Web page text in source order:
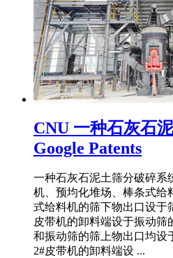
CNU 一种石灰石
Google Patents
一种石灰石泥土筛分破碎系
机、预均化堆场、棒条式给
式给料机的筛下物出口设于
皮带机的卸料端设于振动筛
和振动筛的筛上物出口均设
2#皮带机的卸料端设 ...